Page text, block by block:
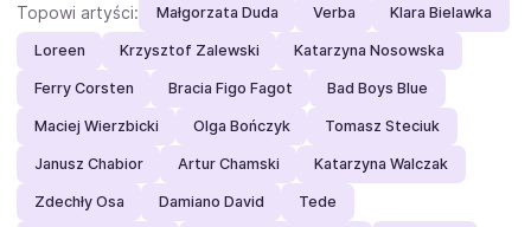
Topowi artyści: Małgorzata Duda Verba Klara Bielawka
Loreen Krzysztof Zalewski Katarzyna Nosowska
Ferry Corsten Bracia Figo Fagot Bad Boys Blue
Maciej Wierzbicki Olga Bończyk Tomasz Steciuk
Janusz Chabior Artur Chamski Katarzyna Walczak
Zdechły Osa Damiano David Tede